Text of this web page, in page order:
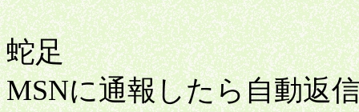
蛇足
MSNに通報したら自動返